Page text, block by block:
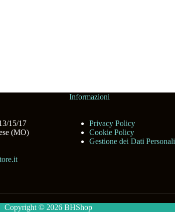
15/17
(MO)
Informazioni
Privacy Policy
Cookie Policy
Gestione dei Dati Personali
Copyright © 2026 BHShop